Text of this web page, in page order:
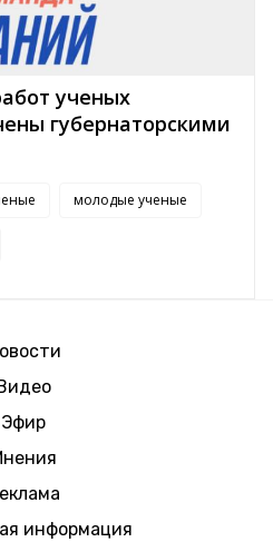
ученых
губернаторскими
молодые ученые
Эфир
информация